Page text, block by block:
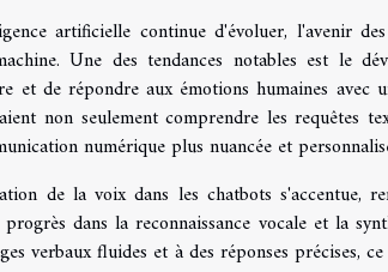
artificielle continue d'évoluer, l'avenir
Une des tendances notables est le
et de répondre aux émotions humaines avec
non seulement comprendre les requêtes
numérique plus nuancée et
de la voix dans les chatbots s'accentue,
dans la reconnaissance vocale et la
verbaux fluides et à des réponses précises,